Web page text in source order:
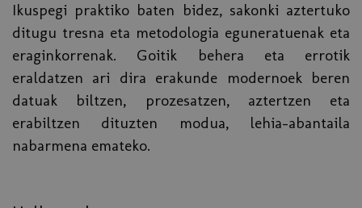
Ikuspegi praktiko baten bidez, sakonki aztertuko
ditugu tresna eta metodologia eguneratuenak eta
eraginkorrenak. Goitik behera eta errotik
eraldatzen ari dira erakunde modernoek beren
datuak biltzen, prozesatzen, aztertzen eta
erabiltzen dituzten modua, lehia-abantaila
nabarmena emateko.